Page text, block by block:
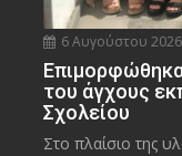
6 Αυγούστου 2026
του άγχους
Σχολείου
Στο πλαίσιο της